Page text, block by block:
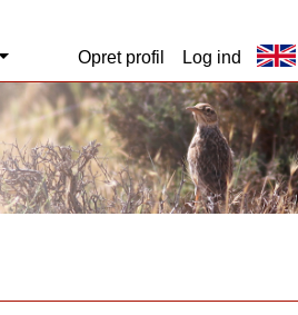
Opret profil Log ind